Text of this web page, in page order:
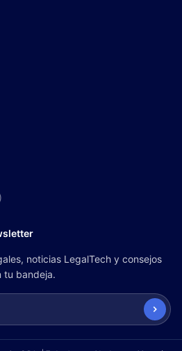
noticias LegalTech y consejos
tu bandeja.